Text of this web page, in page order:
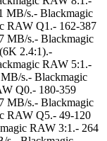
MB/s.- Blackmagic
RAW Q1.- 162-387
MB/s.- Blackmagic
2.4:1).-
RAW 5:1.-
s.- Blackmagic
Q0.- 180-359
MB/s.- Blackmagic
RAW Q5.- 49-120
RAW 3:1.- 264